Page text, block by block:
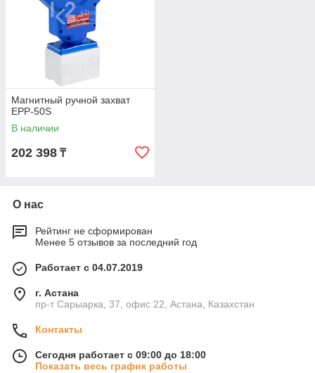
Магнитный ручной захват
EPP-50S
В наличии
202 398 ₸
О нас
Рейтинг не сформирован
Менее 5 отзывов за последний год
Работает с 04.07.2019
г. Астана
пр-т Сарыарка, 37, офис 22, Астана, Казахстан
Контакты
Сегодня работает с 09:00 до 18:00
Показать весь график работы